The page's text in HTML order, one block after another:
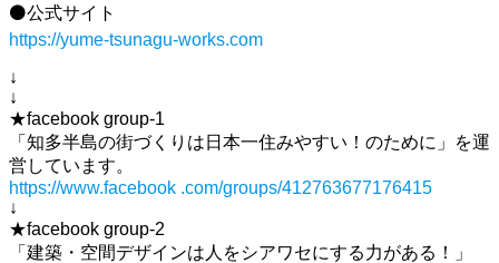
⚫公式サイト
https://yume-tsunagu-works.com
↓
↓
★facebook group-1
「知多半島の街づくりは日本一住みやすい！のために」を運
営しています。
https://www.facebook .com/groups/412763677176415
↓
★facebook group-2
「建築・空間デザインは人をシアワセにする力がある！」